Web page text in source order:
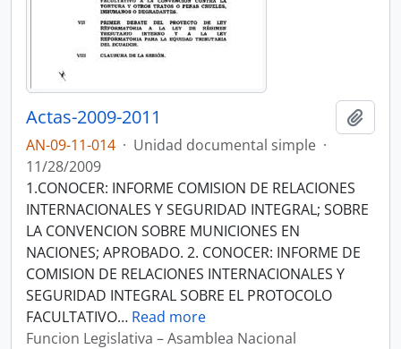
Actas-2009-2011
AN-09-11-014 · Unidad documental simple ·
11/28/2009
1.CONOCER: INFORME COMISION DE RELACIONES
INTERNACIONALES Y SEGURIDAD INTEGRAL; SOBRE
LA CONVENCION SOBRE MUNICIONES EN
NACIONES; APROBADO. 2. CONOCER: INFORME DE
COMISION DE RELACIONES INTERNACIONALES Y
SEGURIDAD INTEGRAL SOBRE EL PROTOCOLO
FACULTATIVO… Read more
Funcion Legislativa – Asamblea Nacional